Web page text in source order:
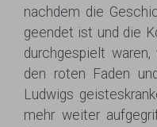
nachdem die
geendet ist und die
durchgespielt
den roten Faden
Ludwigs
mehr weiter